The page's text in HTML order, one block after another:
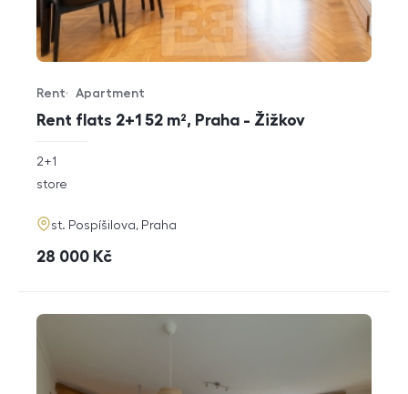
Rent flats 2+1 52 m², Praha - Žižkov
Offer type
Rent
Property type
Apartment
rozměry
2+1
funkce
store
adresa
st. Pospíšilova, Praha
cena
28 000 Kč